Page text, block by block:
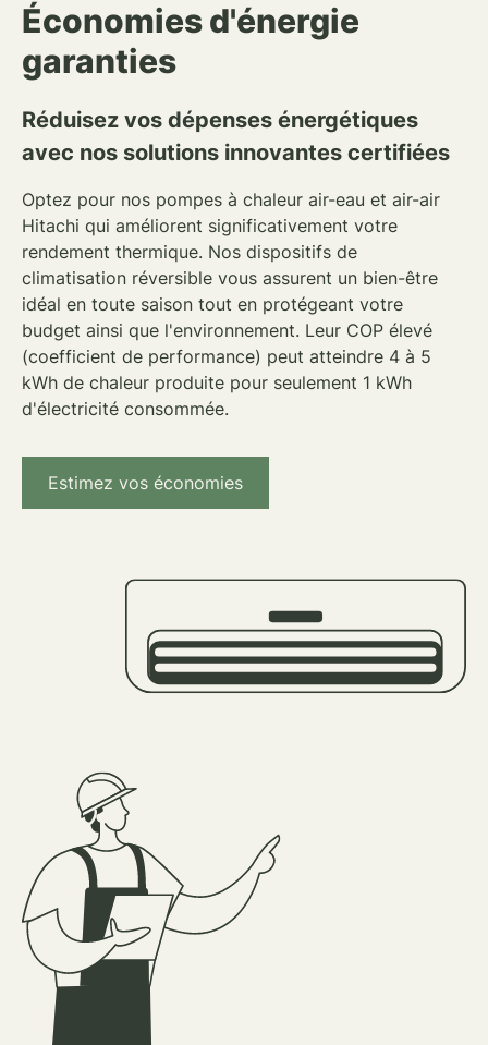
Économies d'énergie
garanties
Réduisez vos dépenses énergétiques
avec nos solutions innovantes certifiées
Optez pour nos pompes à chaleur air-eau et air-air
Hitachi qui améliorent significativement votre
rendement thermique. Nos dispositifs de
climatisation réversible vous assurent un bien-être
idéal en toute saison tout en protégeant votre
budget ainsi que l'environnement. Leur COP élevé
(coefficient de performance) peut atteindre 4 à 5
kWh de chaleur produite pour seulement 1 kWh
d'électricité consommée.
Estimez vos économies